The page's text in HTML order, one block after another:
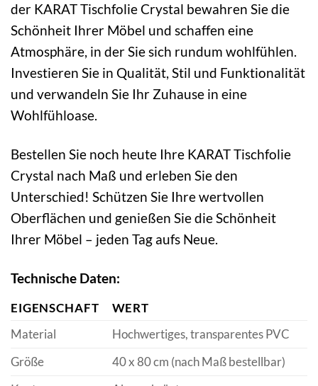
der KARAT Tischfolie Crystal bewahren Sie die
Schönheit Ihrer Möbel und schaffen eine
Atmosphäre, in der Sie sich rundum wohlfühlen.
Investieren Sie in Qualität, Stil und Funktionalität
und verwandeln Sie Ihr Zuhause in eine
Wohlfühloase.
Bestellen Sie noch heute Ihre KARAT Tischfolie
Crystal nach Maß und erleben Sie den
Unterschied! Schützen Sie Ihre wertvollen
Oberflächen und genießen Sie die Schönheit
Ihrer Möbel – jeden Tag aufs Neue.
Technische Daten:
EIGENSCHAFT
WERT
Material
Hochwertiges, transparentes PVC
Größe
40 x 80 cm (nach Maß bestellbar)